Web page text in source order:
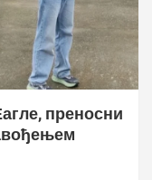
преносни